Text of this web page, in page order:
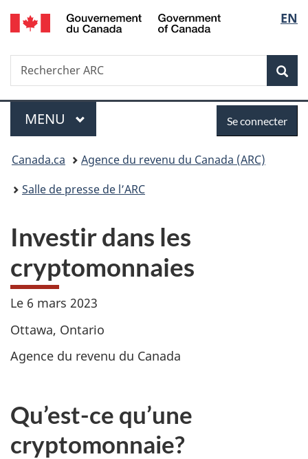
Passer
au
Passer
à
du
Passer
à
simplifiée
de
la
EN
Recherche
Rechercher
ARC
Menu
MENU PRINCIPAL
connecter
Se connecter
Vous
êtes
Canada.ca
Agence du revenu du Canada (ARC)
Salle de presse de l’ARC
Investir dans les
cryptomonnaies
Le 6 mars 2023
Ottawa, Ontario
Agence du revenu du Canada
Qu’est-ce qu’une
cryptomonnaie?